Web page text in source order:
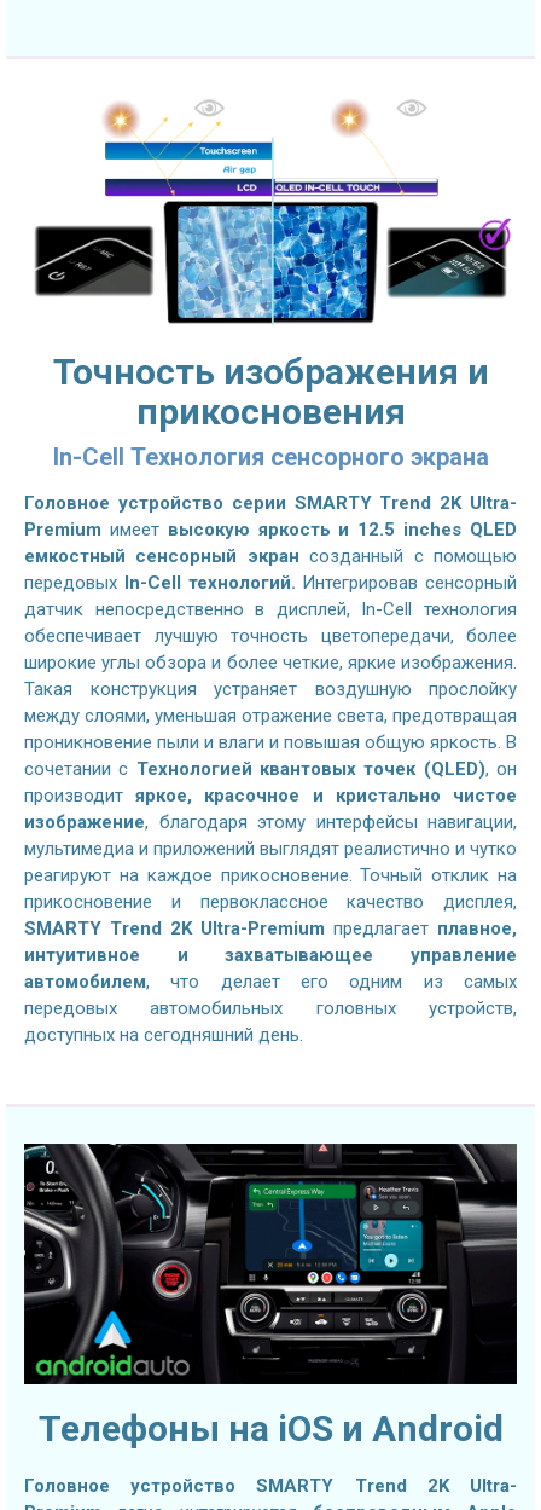
Точность изображения и
прикосновения
In-Cell Технология сенсорного экрана
Головное устройство серии SMARTY Trend 2K Ultra-
Premium имеет высокую яркость и 12.5 inches QLED
емкостный сенсорный экран созданный с помощью
передовых In-Cell технологий. Интегрировав сенсорный
датчик непосредственно в дисплей, In-Cell технология
обеспечивает лучшую точность цветопередачи, более
широкие углы обзора и более четкие, яркие изображения.
Такая конструкция устраняет воздушную прослойку
между слоями, уменьшая отражение света, предотвращая
проникновение пыли и влаги и повышая общую яркость. В
сочетании с Технологией квантовых точек (QLED), он
производитяркое, красочное и кристально чистое
изображение, благодаря этому интерфейсы навигации,
мультимедиа и приложений выглядят реалистично и чутко
реагируют на каждое прикосновение. Точный отклик на
прикосновение и первоклассное качество дисплея,
SMARTY Trend 2K Ultra-Premium предлагает плавное,
интуитивное и захватывающее управление
автомобилем, что делает его одним из самых
передовых автомобильных головных устройств,
доступных на сегодняшний день.
Телефоны на iOS и Android
Головное устройство SMARTY Trend 2K Ultra-